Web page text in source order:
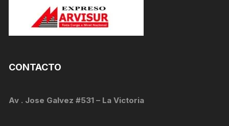
CONTACTO
Av . Jose Galvez #531 – La Victoria